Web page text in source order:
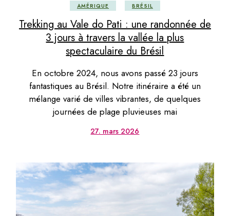
AMÉRIQUE BRÉSIL
Trekking au Vale do Pati : une randonnée de
3 jours à travers la vallée la plus
spectaculaire du Brésil
En octobre 2024, nous avons passé 23 jours
fantastiques au Brésil. Notre itinéraire a été un
mélange varié de villes vibrantes, de quelques
journées de plage pluvieuses mai
27. mars 2026